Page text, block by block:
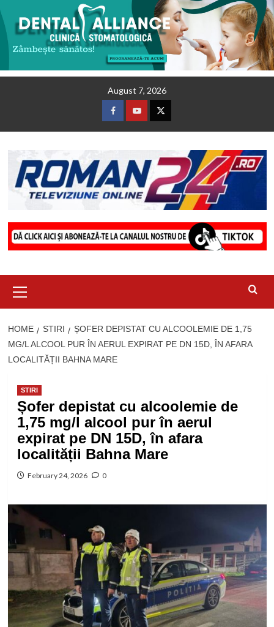
August 7, 2026
FacebookYoutubeTwitter
Menu
HOME STIRI
ȘOFER DEPISTAT CU ALCOOLEMIE DE 1,75
MG/L ALCOOL PUR ÎN AERUL EXPIRAT PE DN 15D, ÎN AFARA
LOCALITĂȚII BAHNA MARE
STIRI
Șofer depistat cu alcoolemie de
1,75 mg/l alcool pur în aerul
expirat pe DN 15D, în afara
localității Bahna Mare
February 24, 2026 0